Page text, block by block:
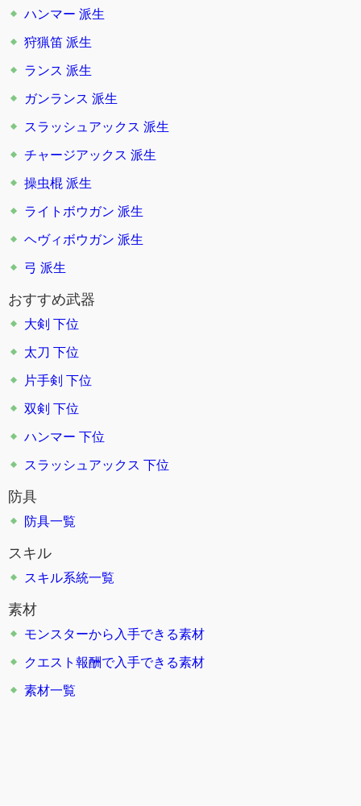
ハンマー 派生
狩猟笛 派生
ランス 派生
ガンランス 派生
スラッシュアックス 派生
チャージアックス 派生
操虫棍 派生
ライトボウガン 派生
ヘヴィボウガン 派生
弓 派生
おすすめ武器
大剣 下位
太刀 下位
片手剣 下位
双剣 下位
ハンマー 下位
スラッシュアックス 下位
防具
防具一覧
スキル
スキル系統一覧
素材
モンスターから入手できる素材
クエスト報酬で入手できる素材
素材一覧